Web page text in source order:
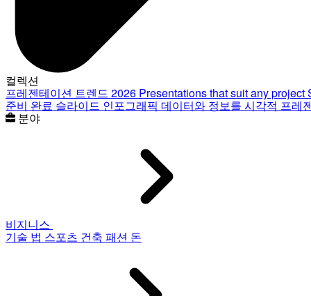
컬렉션
프레젠테이션 트렌드 2026 Presentations that suit any project
준비 완료 슬라이드 인포그래픽 데이터와 정보를 시각적 프레
분야
비지니스
기술 법 스포츠 건축 패션 돈